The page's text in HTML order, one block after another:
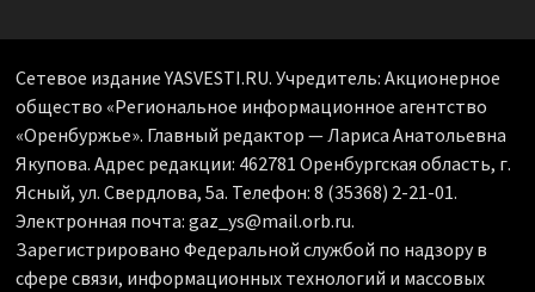
Сетевое издание YASVESTI.RU. Учредитель: Акционерное
общество «Региональное информационное агентство
«Оренбуржье». Главный редактор — Лариса Анатольевна
Якупова. Адрес редакции: 462781 Оренбургская область, г.
Ясный, ул. Свердлова, 5а. Телефон: 8 (35368) 2-21-01.
Электронная почта: gaz_ys@mail.orb.ru.
Зарегистрировано Федеральной службой по надзору в
сфере связи, информационных технологий и массовых